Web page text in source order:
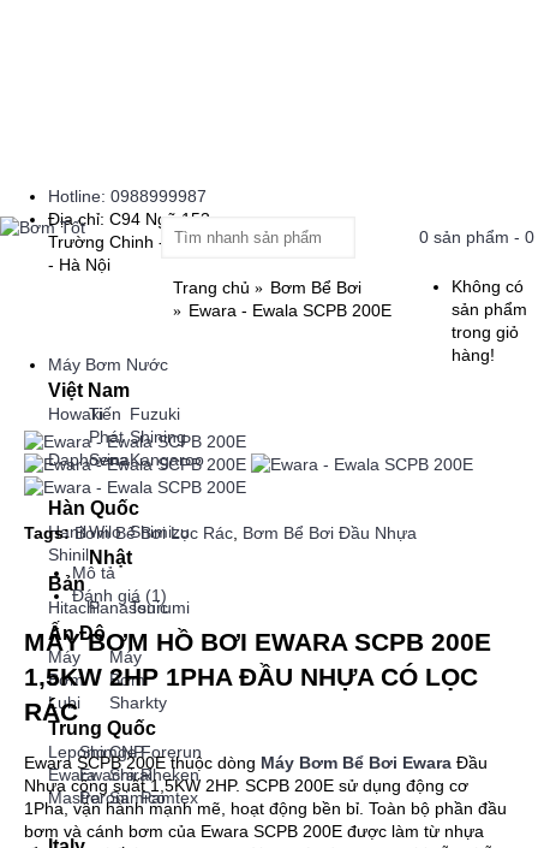
Hotline: 0988999987
Địa chỉ: C94 Ngõ 153
Trường Chinh - Thanh Xuân
- Hà Nội
0 sản phẩm - 0
Không có
sản phẩm
trong giỏ
hàng!
Máy Bơm Nước
Việt Nam
HowakiTiến
Phát
Fuzuki
Shining
Daphovina
SenaKangaroo
Hàn Quốc
HanilWilo Shimizu
ShinilNhật
Bản
HitachiPanasonic
Tsurumi
Ấn Độ
Máy
Bơm
Lubi
Máy
Bơm
Sharkty
Trung Quốc
LeponoShimge
CNPForerun
EwaraEwacra
ShiraiRheken
MastraPeroniSamicoPamtex
Trang chủ
Bơm Bể Bơi
Ewara - Ewala SCPB 200E
Tags: Bơm Bể Bơi Lọc Rác Bơm Bể Bơi Đầu Nhựa
Mô tả
Đánh giá (1)
MÁY BƠM HỒ BƠI EWARA SCPB 200E
1,5KW 2HP 1PHA ĐẦU NHỰA CÓ LỌC
RÁC
Ewara SCPB 200E thuộc dòng Máy Bơm Bể Bơi Ewara Đầu
Nhựa công suất 1,5KW 2HP. SCPB 200E sử dụng động cơ
1Pha, vận hành mạnh mẽ, hoạt động bền bỉ. Toàn bộ phần đầu
bơm và cánh bơm của Ewara SCPB 200E được làm từ nhựa